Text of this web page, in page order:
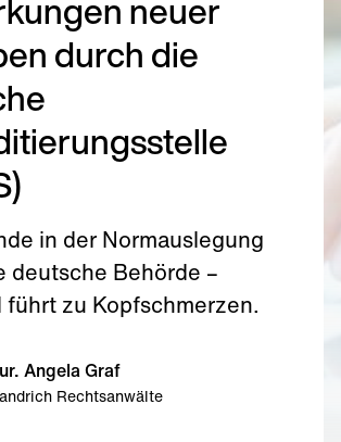
neuer
durch die
in der Normauslegung
deutsche Behörde –
führt zu Kopfschmerzen.
Angela Graf
Rechtsanwälte